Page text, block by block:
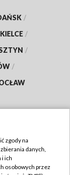
/
KIELCE /
/
/
zgody na
danych,
i ich
osobowych przez